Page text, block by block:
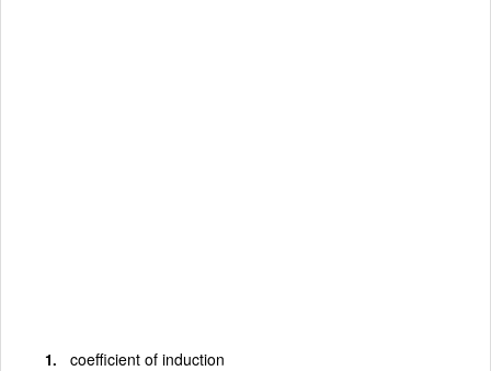
coefficient of induction